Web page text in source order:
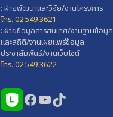
: ฝ่ายพัฒนาและวิจัย/งานโครงการ
โทร. 02 549 3621
: ฝ่ายข้อมูลสารสนเทศ/งานฐานข้อมูล
และสถิติ/งานเผยแพร่ข้อมูล
ประชาสัมพันธ์/งานเว็บไซต์
โทร. 02 549 3622
Facebook
YouTube
TikTok